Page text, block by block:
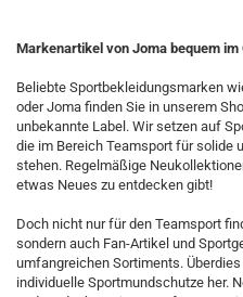
Markenartikel von Joma bequem im
Beliebte Sportbekleidungsmarken
oder Joma finden Sie in unserem
unbekannte Label. Wir setzen auf
die im Bereich Teamsport für solide
stehen. Regelmäßige
etwas Neues zu entdecken gibt!
Doch nicht nur für den Teamsport
sondern auch Fan-Artikel und
umfangreichen Sortiments.
individuelle Sportmundschutze her.